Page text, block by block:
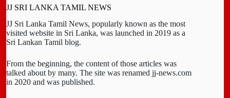
JJ SRI LANKA TAMIL NEWS
JJ Sri Lanka Tamil News, popularly known as the most
visited website in Sri Lanka, was launched in 2019 as a
Sri Lankan Tamil blog.
From the beginning, the content of those articles was
talked about by many. The site was renamed jj-news.com
in 2020 and was published.